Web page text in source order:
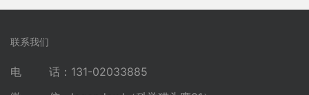
联系我们
电 话：131-02033885